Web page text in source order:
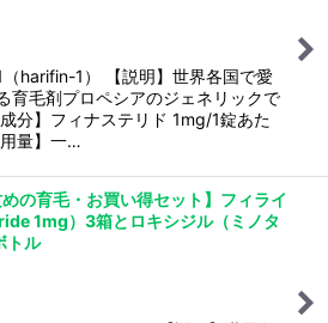
harifin-1） 【説明】世界各国で愛
育毛剤プロペシアのジェネリックで
分】フィナステリド 1mg/1錠あた
量】一…
めの育毛・お買い得セット】フィライ
1mg）3箱とロキシジル（ミノタ
トル